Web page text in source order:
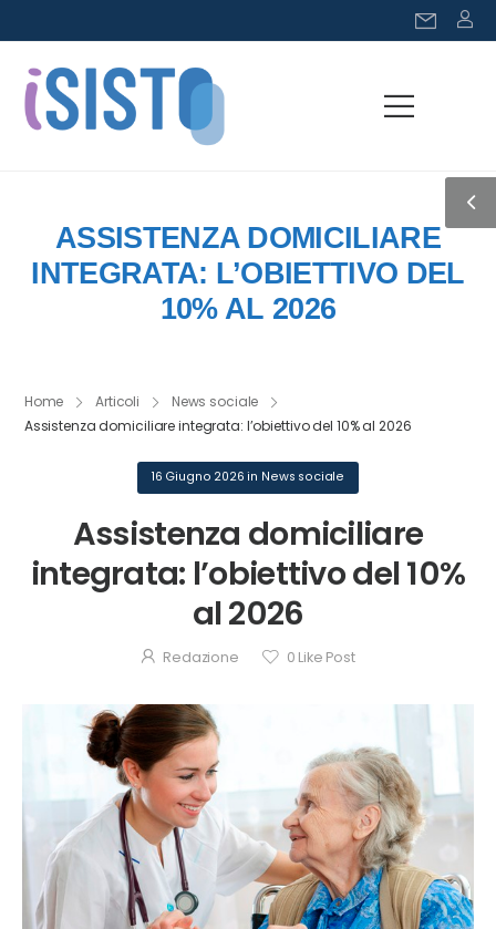
ASSISTENZA DOMICILIARE
INTEGRATA: L’OBIETTIVO DEL
10% AL 2026
Home Articoli
News sociale
Assistenza domiciliare integrata: l’obiettivo del 10% al 2026
16 Giugno 2026 in News sociale
Assistenza domiciliare
integrata: l’obiettivo del 10%
al 2026
Redazione 0 Like Post